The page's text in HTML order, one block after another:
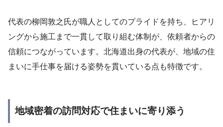
代表の柳岡敦之氏が職人としてのプライドを持ち、ヒアリ
ングから施工まで一貫して取り組む体制が、依頼者からの
信頼につながっています。北海道出身の代表が、地域の住
まいに手仕事を届ける姿勢を貫いている点も特徴です。
地域密着の訪問対応で住まいに寄り添う